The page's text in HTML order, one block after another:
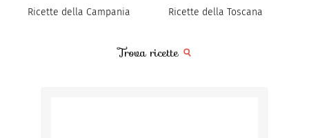
Ricette della Campania
Ricette della Toscana
Trova ricette